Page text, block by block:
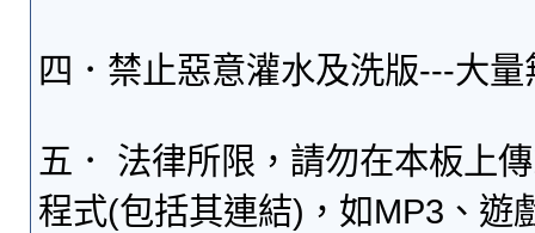
四．禁止惡意灌水及洗版---大
五． 法律所限，請勿在本板上
程式(包括其連結)，如MP3、遊